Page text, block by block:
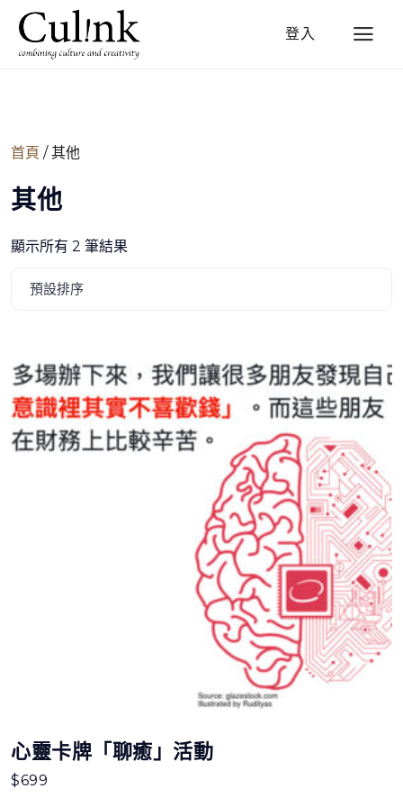
登入
首頁 / 其他
其他
顯示所有 2 筆結果
心靈卡牌「聊癒」活動
$699